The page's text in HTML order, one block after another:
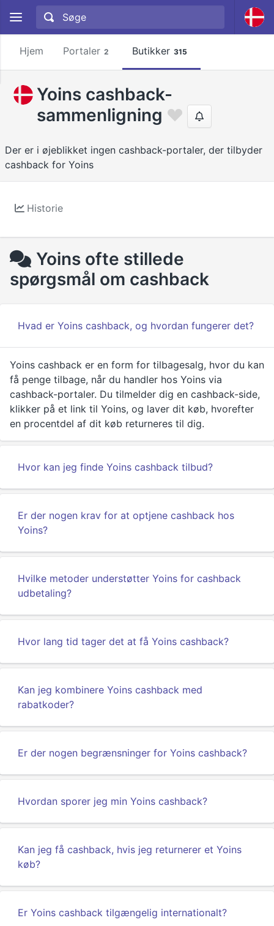
Hjem Portaler 2 Butikker 315
Yoins cashback-
sammenligning
Der er i øjeblikket ingen cashback-portaler, der tilbyder
cashback for Yoins
Historie
Yoins ofte stillede
spørgsmål om cashback
Hvad er Yoins cashback, og hvordan fungerer det?
Yoins cashback er en form for tilbagesalg, hvor du kan
få penge tilbage, når du handler hos Yoins via
cashback-portaler. Du tilmelder dig en cashback-side,
klikker på et link til Yoins, og laver dit køb, hvorefter
en procentdel af dit køb returneres til dig.
Hvor kan jeg finde Yoins cashback tilbud?
Er der nogen krav for at optjene cashback hos
Yoins?
Hvilke metoder understøtter Yoins for cashback
udbetaling?
Hvor lang tid tager det at få Yoins cashback?
Kan jeg kombinere Yoins cashback med
rabatkoder?
Er der nogen begrænsninger for Yoins cashback?
Hvordan sporer jeg min Yoins cashback?
Kan jeg få cashback, hvis jeg returnerer et Yoins
køb?
Er Yoins cashback tilgængelig internationalt?